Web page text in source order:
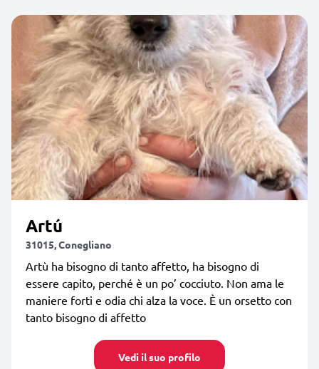
Artú
31015, Conegliano
Artù ha bisogno di tanto affetto, ha bisogno di
essere capito, perché è un po’ cocciuto. Non ama le
maniere forti e odia chi alza la voce. È un orsetto con
tanto bisogno di affetto
Vedi il suo profilo